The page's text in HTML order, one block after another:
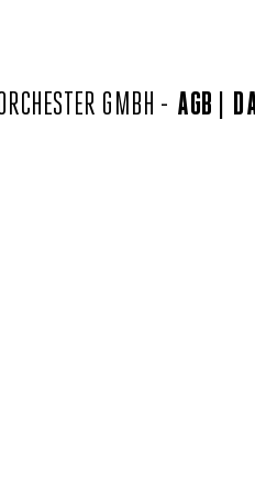
GMBH - AGB